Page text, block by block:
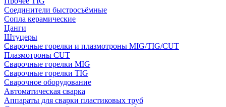
Соединители быстросъёмные
Сопла керамические
Цанги
Штуцеры
Сварочные горелки и плазмотроны MIG/TIG/CUT
Плазмотроны CUT
Сварочные горелки MIG
Сварочные горелки TIG
Сварочное оборудование
Автоматическая сварка
Аппараты для сварки пластиковых труб